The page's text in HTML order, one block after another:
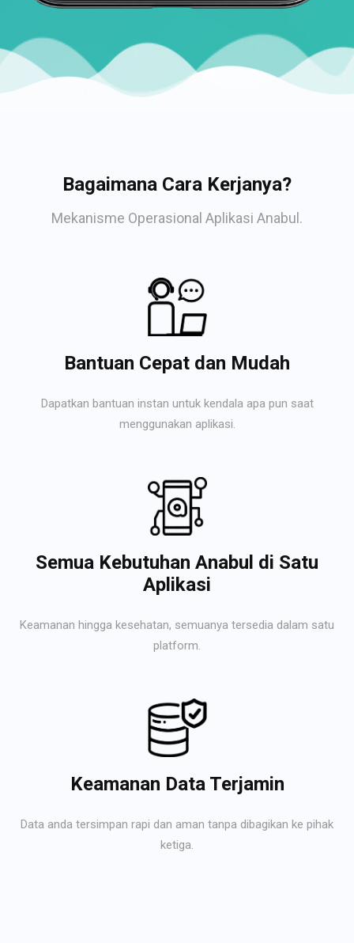
Bagaimana Cara Kerjanya?
Mekanisme Operasional Aplikasi Anabul.
Bantuan Cepat dan Mudah
Dapatkan bantuan instan untuk kendala apa pun saat
menggunakan aplikasi.
Semua Kebutuhan Anabul di Satu
Aplikasi
Keamanan hingga kesehatan, semuanya tersedia dalam satu
platform.
Keamanan Data Terjamin
Data anda tersimpan rapi dan aman tanpa dibagikan ke pihak
ketiga.